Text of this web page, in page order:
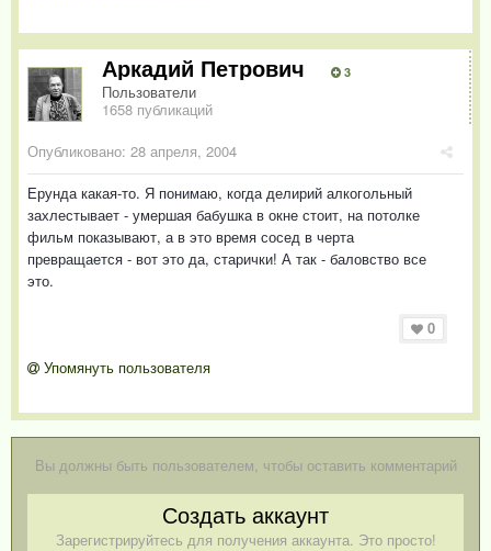
Аркадий Петрович 3
Пользователи
1658 публикаций
Опубликовано: 28 апреля, 2004
Ерунда какая-то. Я понимаю, когда делирий алкогольный
захлестывает - умершая бабушка в окне стоит, на потолке
фильм показывают, а в это время сосед в черта
превращается - вот это да, старички! А так - баловство все
это.
0
Упомянуть пользователя
Вы должны быть пользователем, чтобы оставить комментарий
Создать аккаунт
Зарегистрируйтесь для получения аккаунта. Это просто!